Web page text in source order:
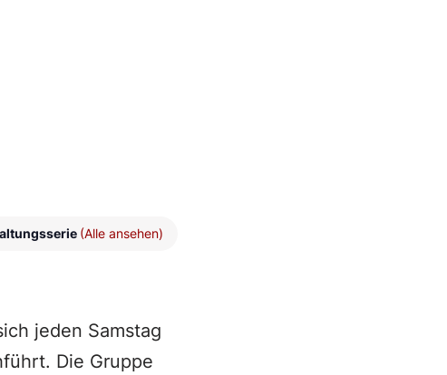
(Alle ansehen)
jeden Samstag
Die Gruppe